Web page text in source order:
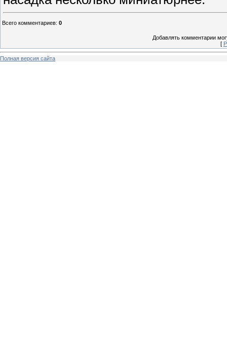
Всего комментариев: 0
Добавлять комментарии
[
Полная версия сайта